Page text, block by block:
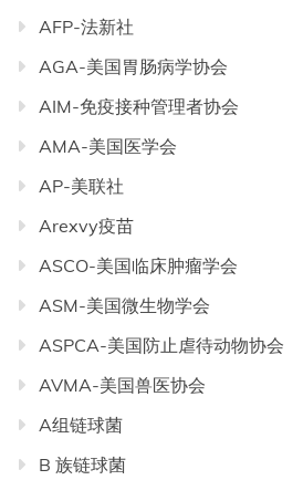
AFP-法新社
AGA-美国胃肠病学协会
AIM-免疫接种管理者协会
AMA-美国医学会
AP-美联社
Arexvy疫苗
ASCO-美国临床肿瘤学会
ASM-美国微生物学会
ASPCA-美国防止虐待动物协会
AVMA-美国兽医协会
A组链球菌
B 族链球菌